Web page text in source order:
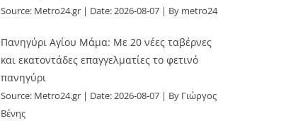
Source: Metro24.gr Date: 2026-08-07 By metro24
Πανηγύρι Αγίου Μάμα: Με 20 νέες ταβέρνες
και εκατοντάδες επαγγελματίες το φετινό
πανηγύρι
Source: Metro24.gr Date: 2026-08-07
By Γιώργος
Βένης